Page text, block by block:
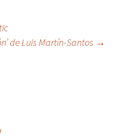
de Luis Martín-Santos →